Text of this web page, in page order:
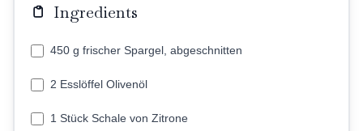
Ingredients
450 g frischer Spargel, abgeschnitten
2 Esslöffel Olivenöl
1 Stück Schale von Zitrone